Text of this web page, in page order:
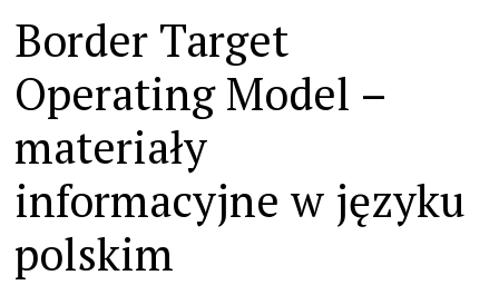
Border Target
Operating Model –
materiały
informacyjne w języku
polskim